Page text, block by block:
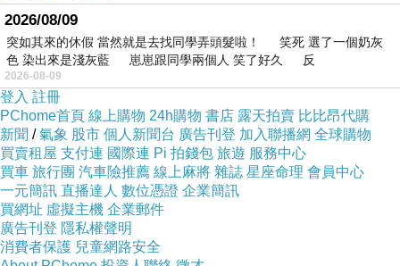
美國總統就職典禮即將在台灣時間21日凌晨登
場，行政院前院長游錫堃代表總統蔡英文率團赴
美向川普祝賀就職。雖然中國外交部今天才說，
「台灣地區一些勢力炒作台當局應邀派所謂代表
團赴美參加美總統就職儀式，這顯然是一種自我
炒作」，但據指出，台灣祝賀團被安排的位置在
舞台正前方，備受禮遇。
我方由游錫堃領軍，帶領包括台中市長林佳龍、
2026/08/09
突如其來的休假 當然就是去找同學弄頭髮啦！ 笑死 選了一個奶灰
色 染出來是淺灰藍 崽崽跟同學兩個人 笑了好久 反
2026-08-09
登入 註冊
PChome首頁 線上購物 24h購物 書店 露天拍賣 比比昂代購
新聞 /氣象 股市 個人新聞台 廣告刊登 加入聯播網 全球購物
買賣租屋 支付連 國際連 Pi 拍錢包 旅遊 服務中心
買車 旅行團 汽車險推薦 線上麻將 雜誌 星座命理 會員中心
一元簡訊 直播達人 數位憑證 企業簡訊
買網址 虛擬主機 企業郵件
廣告刊登 隱私權聲明
消費者保護 兒童網路安全